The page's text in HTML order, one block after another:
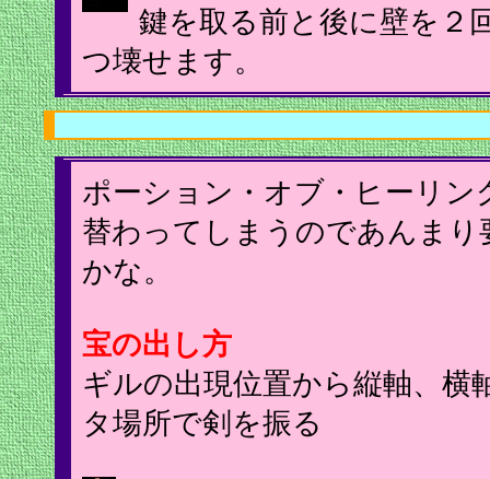
鍵を取る前と後に壁を２
つ壊せます。
ポーション・オブ・ヒーリン
替わってしまうのであんまり
かな。
宝の出し方
ギルの出現位置から縦軸、横
タ場所で剣を振る